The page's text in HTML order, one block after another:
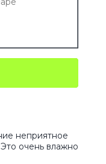
неприятное
очень влажно